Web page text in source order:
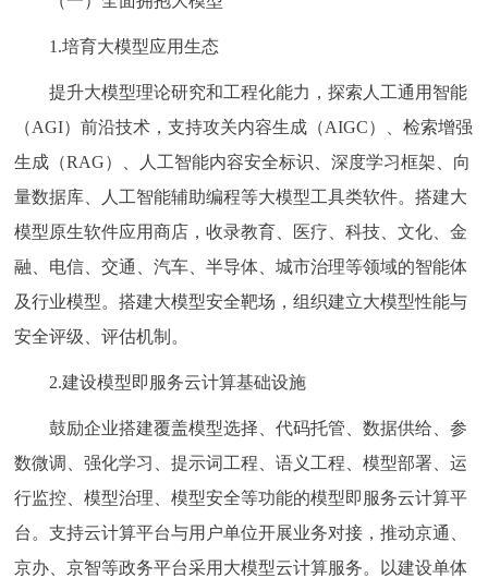
1.培育大模型应用生态
提升大模型理论研究和工程化能力，探索人工通用智能
（AGI）前沿技术，支持攻关内容生成（AIGC）、检索增强
生成（RAG）、人工智能内容安全标识、深度学习框架、向
量数据库、人工智能辅助编程等大模型工具类软件。搭建大
模型原生软件应用商店，收录教育、医疗、科技、文化、金
融、电信、交通、汽车、半导体、城市治理等领域的智能体
及行业模型。搭建大模型安全靶场，组织建立大模型性能与
安全评级、评估机制。
2.建设模型即服务云计算基础设施
鼓励企业搭建覆盖模型选择、代码托管、数据供给、参
数微调、强化学习、提示词工程、语义工程、模型部署、运
行监控、模型治理、模型安全等功能的模型即服务云计算平
台。支持云计算平台与用户单位开展业务对接，推动京通、
京办、京智等政务平台采用大模型云计算服务。以建设单体